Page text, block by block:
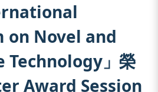
on Novel and
Technology」榮
Award Session